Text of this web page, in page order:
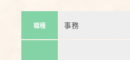
職種 事務